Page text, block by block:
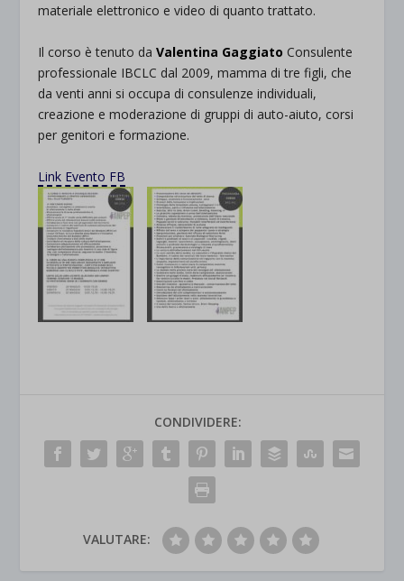
materiale elettronico e video di quanto trattato.
Il corso è tenuto daValentina Gaggiato Consulente
professionale IBCLC dal 2009, mamma di tre figli, che
da venti anni si occupa di consulenze individuali,
creazione e moderazione di gruppi di auto-aiuto, corsi
per genitori e formazione.
Link Evento FB
CONDIVIDERE:
VALUTARE: